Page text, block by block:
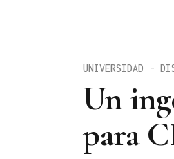
Un
para
UNIVERSIDAD -